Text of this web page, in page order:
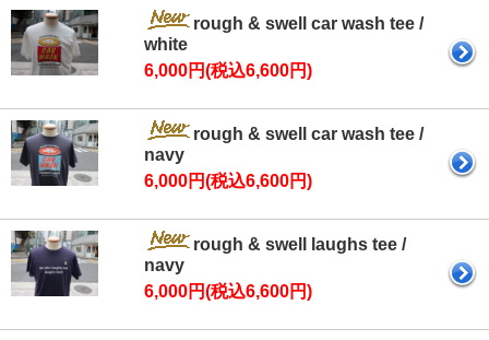
rough & swell car wash tee /
white
6,000円(税込6,600円)
rough & swell car wash tee /
navy
6,000円(税込6,600円)
rough & swell laughs tee /
navy
6,000円(税込6,600円)